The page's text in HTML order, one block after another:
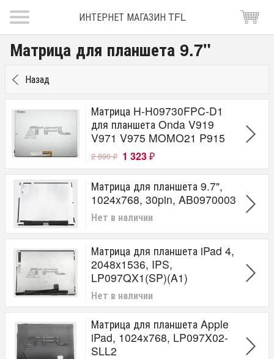
ИНТЕРНЕТ МАГАЗИН TFL
Матрица для планшета 9.7"
Назад
Матрица H-H09730FPC-D1
для планшета Onda V919
V971 V975 MOMO21 P915
2 890₽ 1 323 ₽
Матрица для планшета 9.7",
1024x768, 30pin, AB0970003
Нет в наличии
Матрица для планшета iPad 4,
2048x1536, IPS,
LP097QX1(SP)(A1)
Нет в наличии
Матрица для планшета Apple
iPad, 1024x768, LP097X02-
SLL2